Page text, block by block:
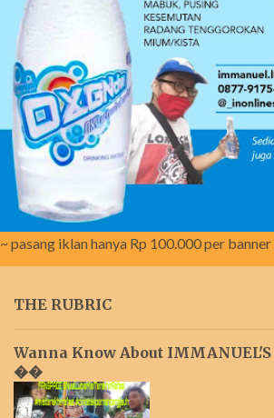
~ pasang iklan hanya Rp 100.000 per
THE RUBRIC
Wanna Know About IMMANUEL'S
��